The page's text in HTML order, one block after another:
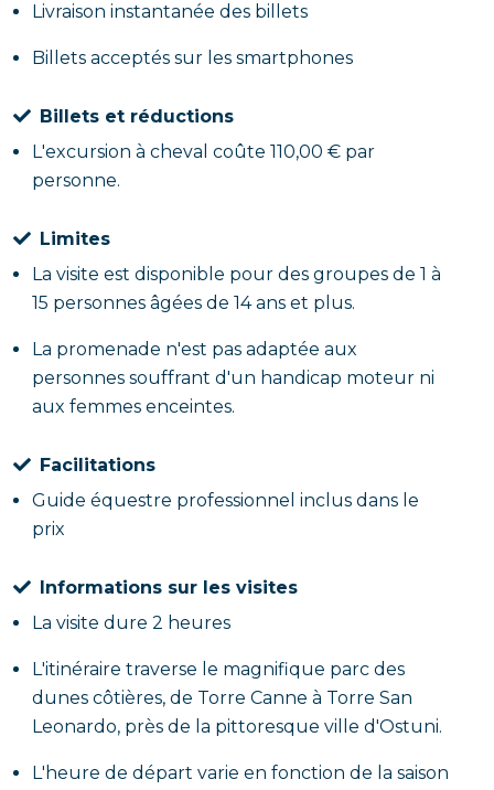
Livraison instantanée des billets
Billets acceptés sur les smartphones
Billets et réductions
L'excursion à cheval coûte 110,00 € par
personne.
Limites
La visite est disponible pour des groupes de 1 à
15 personnes âgées de 14 ans et plus.
La promenade n'est pas adaptée aux
personnes souffrant d'un handicap moteur ni
aux femmes enceintes.
Facilitations
Guide équestre professionnel inclus dans le
prix
Informations sur les visites
La visite dure 2 heures
L'itinéraire traverse le magnifique parc des
dunes côtières, de Torre Canne à Torre San
Leonardo, près de la pittoresque ville d'Ostuni.
L'heure de départ varie en fonction de la saison